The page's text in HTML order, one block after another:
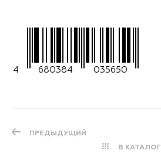
4 680384 035650
ПРЕДЫДУЩИЙ
В КАТАЛОГ